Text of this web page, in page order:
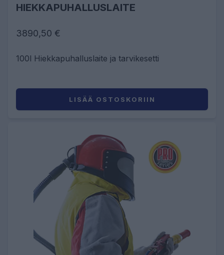
HIEKKAPUHALLUSLAITE
3890,50 €
100l Hiekkapuhalluslaite ja tarvikesetti
LISÄÄ OSTOSKORIIN